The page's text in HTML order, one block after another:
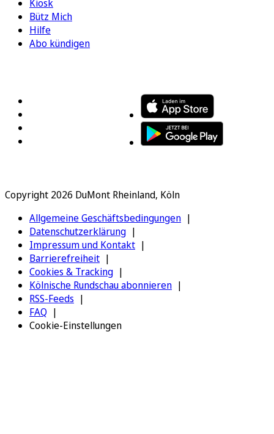
Kiosk
Bütz Mich
Hilfe
Abo kündigen
Copyright 2026 DuMont Rheinland, Köln
Allgemeine Geschäftsbedingungen
Datenschutzerklärung
Impressum und Kontakt
Barrierefreiheit
Cookies & Tracking
Kölnische Rundschau abonnieren
RSS-Feeds
FAQ
Cookie-Einstellungen